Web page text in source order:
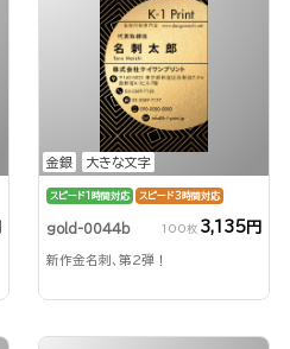
金銀 大きな文字
スピード1時間対応 スピード3時間対応
gold-0044b 100枚 3,135円
新作金名刺、第2弾！